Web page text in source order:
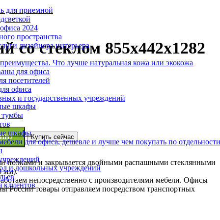
для приемной
2024
пространства
дизайнера интерьера
Что лучше натуральная кожа или экокожа
для офиса
посетителей
офиса
и государственных учреждений
шкафы
тумбы
шкафы
для офиса, дешевле и лучше чем покупать по отдельности
и дошкольных учреждений
клиентов
стеклом 855х442х1282
Купить сейчас
полками и закрывается двойными распашными стеклянными
мм).
непосредственно с производителями мебели. Офисы
России товары отправляем посредством транспортных